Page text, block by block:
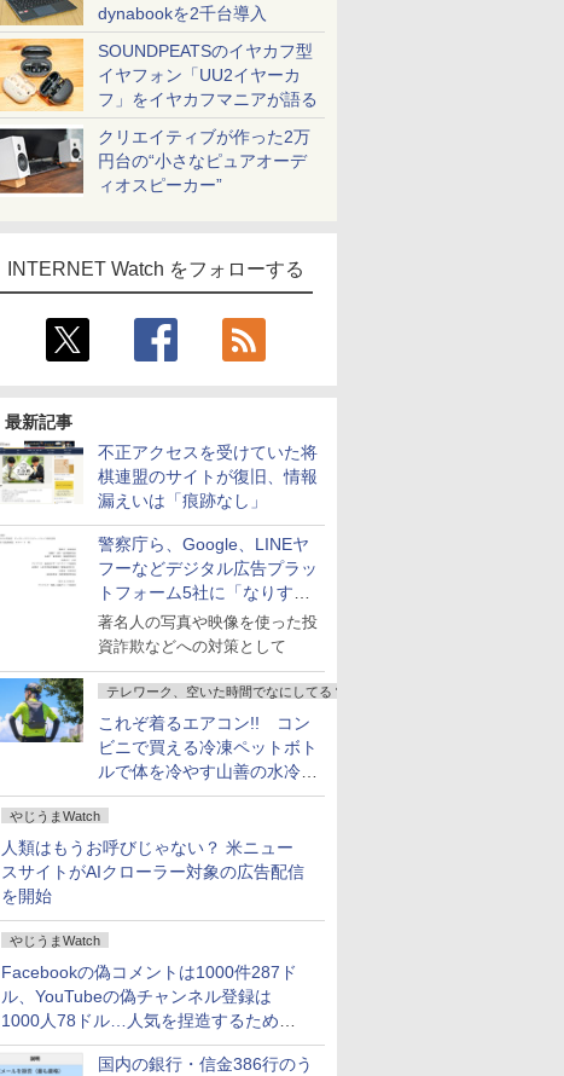
dynabookを2千台導入
SOUNDPEATSのイヤカフ型
イヤフォン「UU2イヤーカ
フ」をイヤカフマニアが語る
クリエイティブが作った2万
円台の“小さなピュアオーデ
ィオスピーカー”
INTERNET Watch をフォローする
最新記事
不正アクセスを受けていた将
棋連盟のサイトが復旧、情報
漏えいは「痕跡なし」
警察庁ら、Google、LINEヤ
フーなどデジタル広告プラッ
トフォーム5社に「なりすま
し詐欺広告」対策強化を要請
著名人の写真や映像を使った投
資詐欺などへの対策として
テレワーク、空いた時間でなにしてる？
これぞ着るエアコン!! コン
ビニで買える冷凍ペットボト
ルで体を冷やす山善の水冷ベ
ストがロードバイクにちょう
どいい【ぼっち・ざ・ろー
ど！その14】
やじうまWatch
人類はもうお呼びじゃない？ 米ニュー
スサイトがAIクローラー対象の広告配信
を開始
やじうまWatch
Facebookの偽コメントは1000件287ド
ル、YouTubeの偽チャンネル登録は
1000人78ドル…人気を捏造するための
価格リストが公開中
国内の銀行・信金386行のう